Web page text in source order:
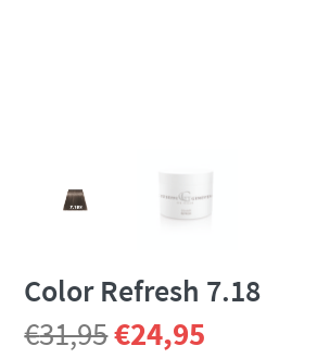
Color Refresh 7.18
€31,95Ursprünglicher
€24,95